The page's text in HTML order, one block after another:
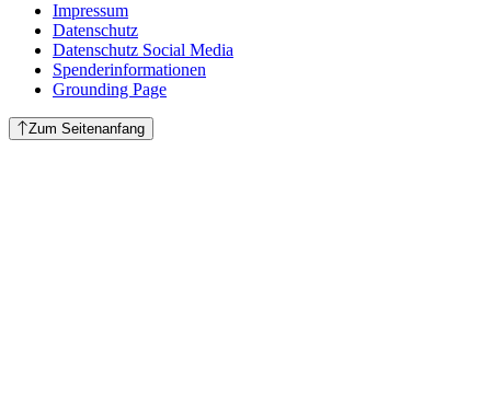
Impressum
Datenschutz
Datenschutz Social Media
Spenderinformationen
Grounding Page
Zum Seitenanfang